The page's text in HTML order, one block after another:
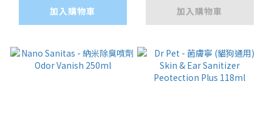
加入購物車 加入購物車